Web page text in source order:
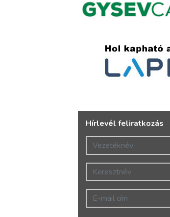
Hírlevél feliratkozás
Vezetéknév
Keresztnév
E-mail cím